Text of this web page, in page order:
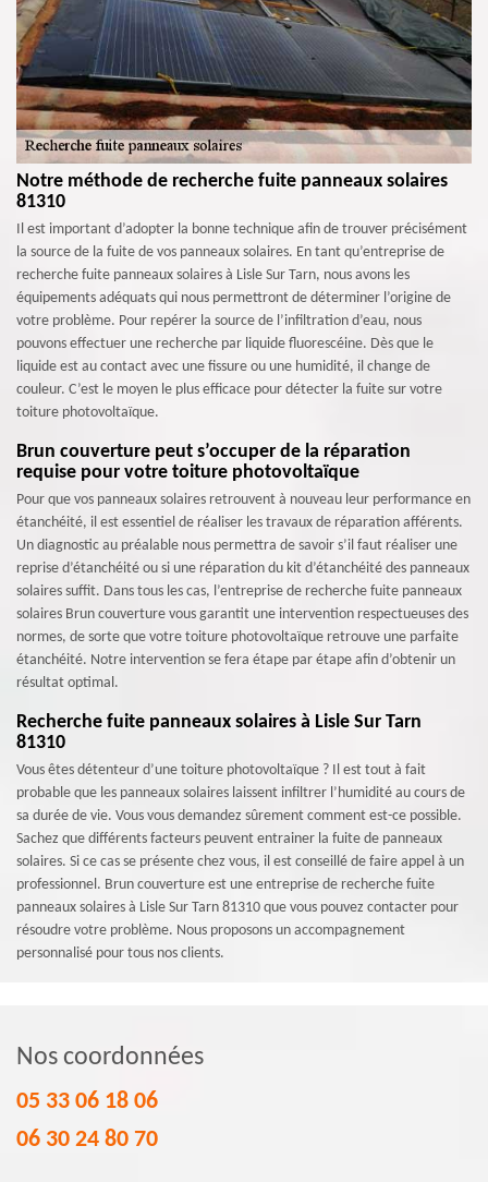
Notre méthode de recherche fuite panneaux solaires
81310
Il est important d’adopter la bonne technique afin de trouver précisément
la source de la fuite de vos panneaux solaires. En tant qu’entreprise de
recherche fuite panneaux solaires à Lisle Sur Tarn, nous avons les
équipements adéquats qui nous permettront de déterminer l’origine de
votre problème. Pour repérer la source de l’infiltration d’eau, nous
pouvons effectuer une recherche par liquide fluorescéine. Dès que le
liquide est au contact avec une fissure ou une humidité, il change de
couleur. C’est le moyen le plus efficace pour détecter la fuite sur votre
toiture photovoltaïque.
Brun couverture peut s’occuper de la réparation
requise pour votre toiture photovoltaïque
Pour que vos panneaux solaires retrouvent à nouveau leur performance en
étanchéité, il est essentiel de réaliser les travaux de réparation afférents.
Un diagnostic au préalable nous permettra de savoir s’il faut réaliser une
reprise d’étanchéité ou si une réparation du kit d’étanchéité des panneaux
solaires suffit. Dans tous les cas, l’entreprise de recherche fuite panneaux
solaires Brun couverture vous garantit une intervention respectueuses des
normes, de sorte que votre toiture photovoltaïque retrouve une parfaite
étanchéité. Notre intervention se fera étape par étape afin d’obtenir un
résultat optimal.
Recherche fuite panneaux solaires à Lisle Sur Tarn
81310
Vous êtes détenteur d’une toiture photovoltaïque ? Il est tout à fait
probable que les panneaux solaires laissent infiltrer l’humidité au cours de
sa durée de vie. Vous vous demandez sûrement comment est-ce possible.
Sachez que différents facteurs peuvent entrainer la fuite de panneaux
solaires. Si ce cas se présente chez vous, il est conseillé de faire appel à un
professionnel. Brun couverture est une entreprise de recherche fuite
panneaux solaires à Lisle Sur Tarn 81310 que vous pouvez contacter pour
résoudre votre problème. Nous proposons un accompagnement
personnalisé pour tous nos clients.
Nos coordonnées
05 33 06 18 06
06 30 24 80 70